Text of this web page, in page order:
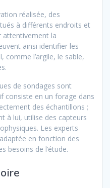
réalisée, des
à différents endroits et
attentivement la
ainsi identifier les
comme l’argile, le sable,
de sondages sont
consiste en un forage dans
des échantillons ;
à lui, utilise des capteurs
Les experts
en fonction des
besoins de l’étude.